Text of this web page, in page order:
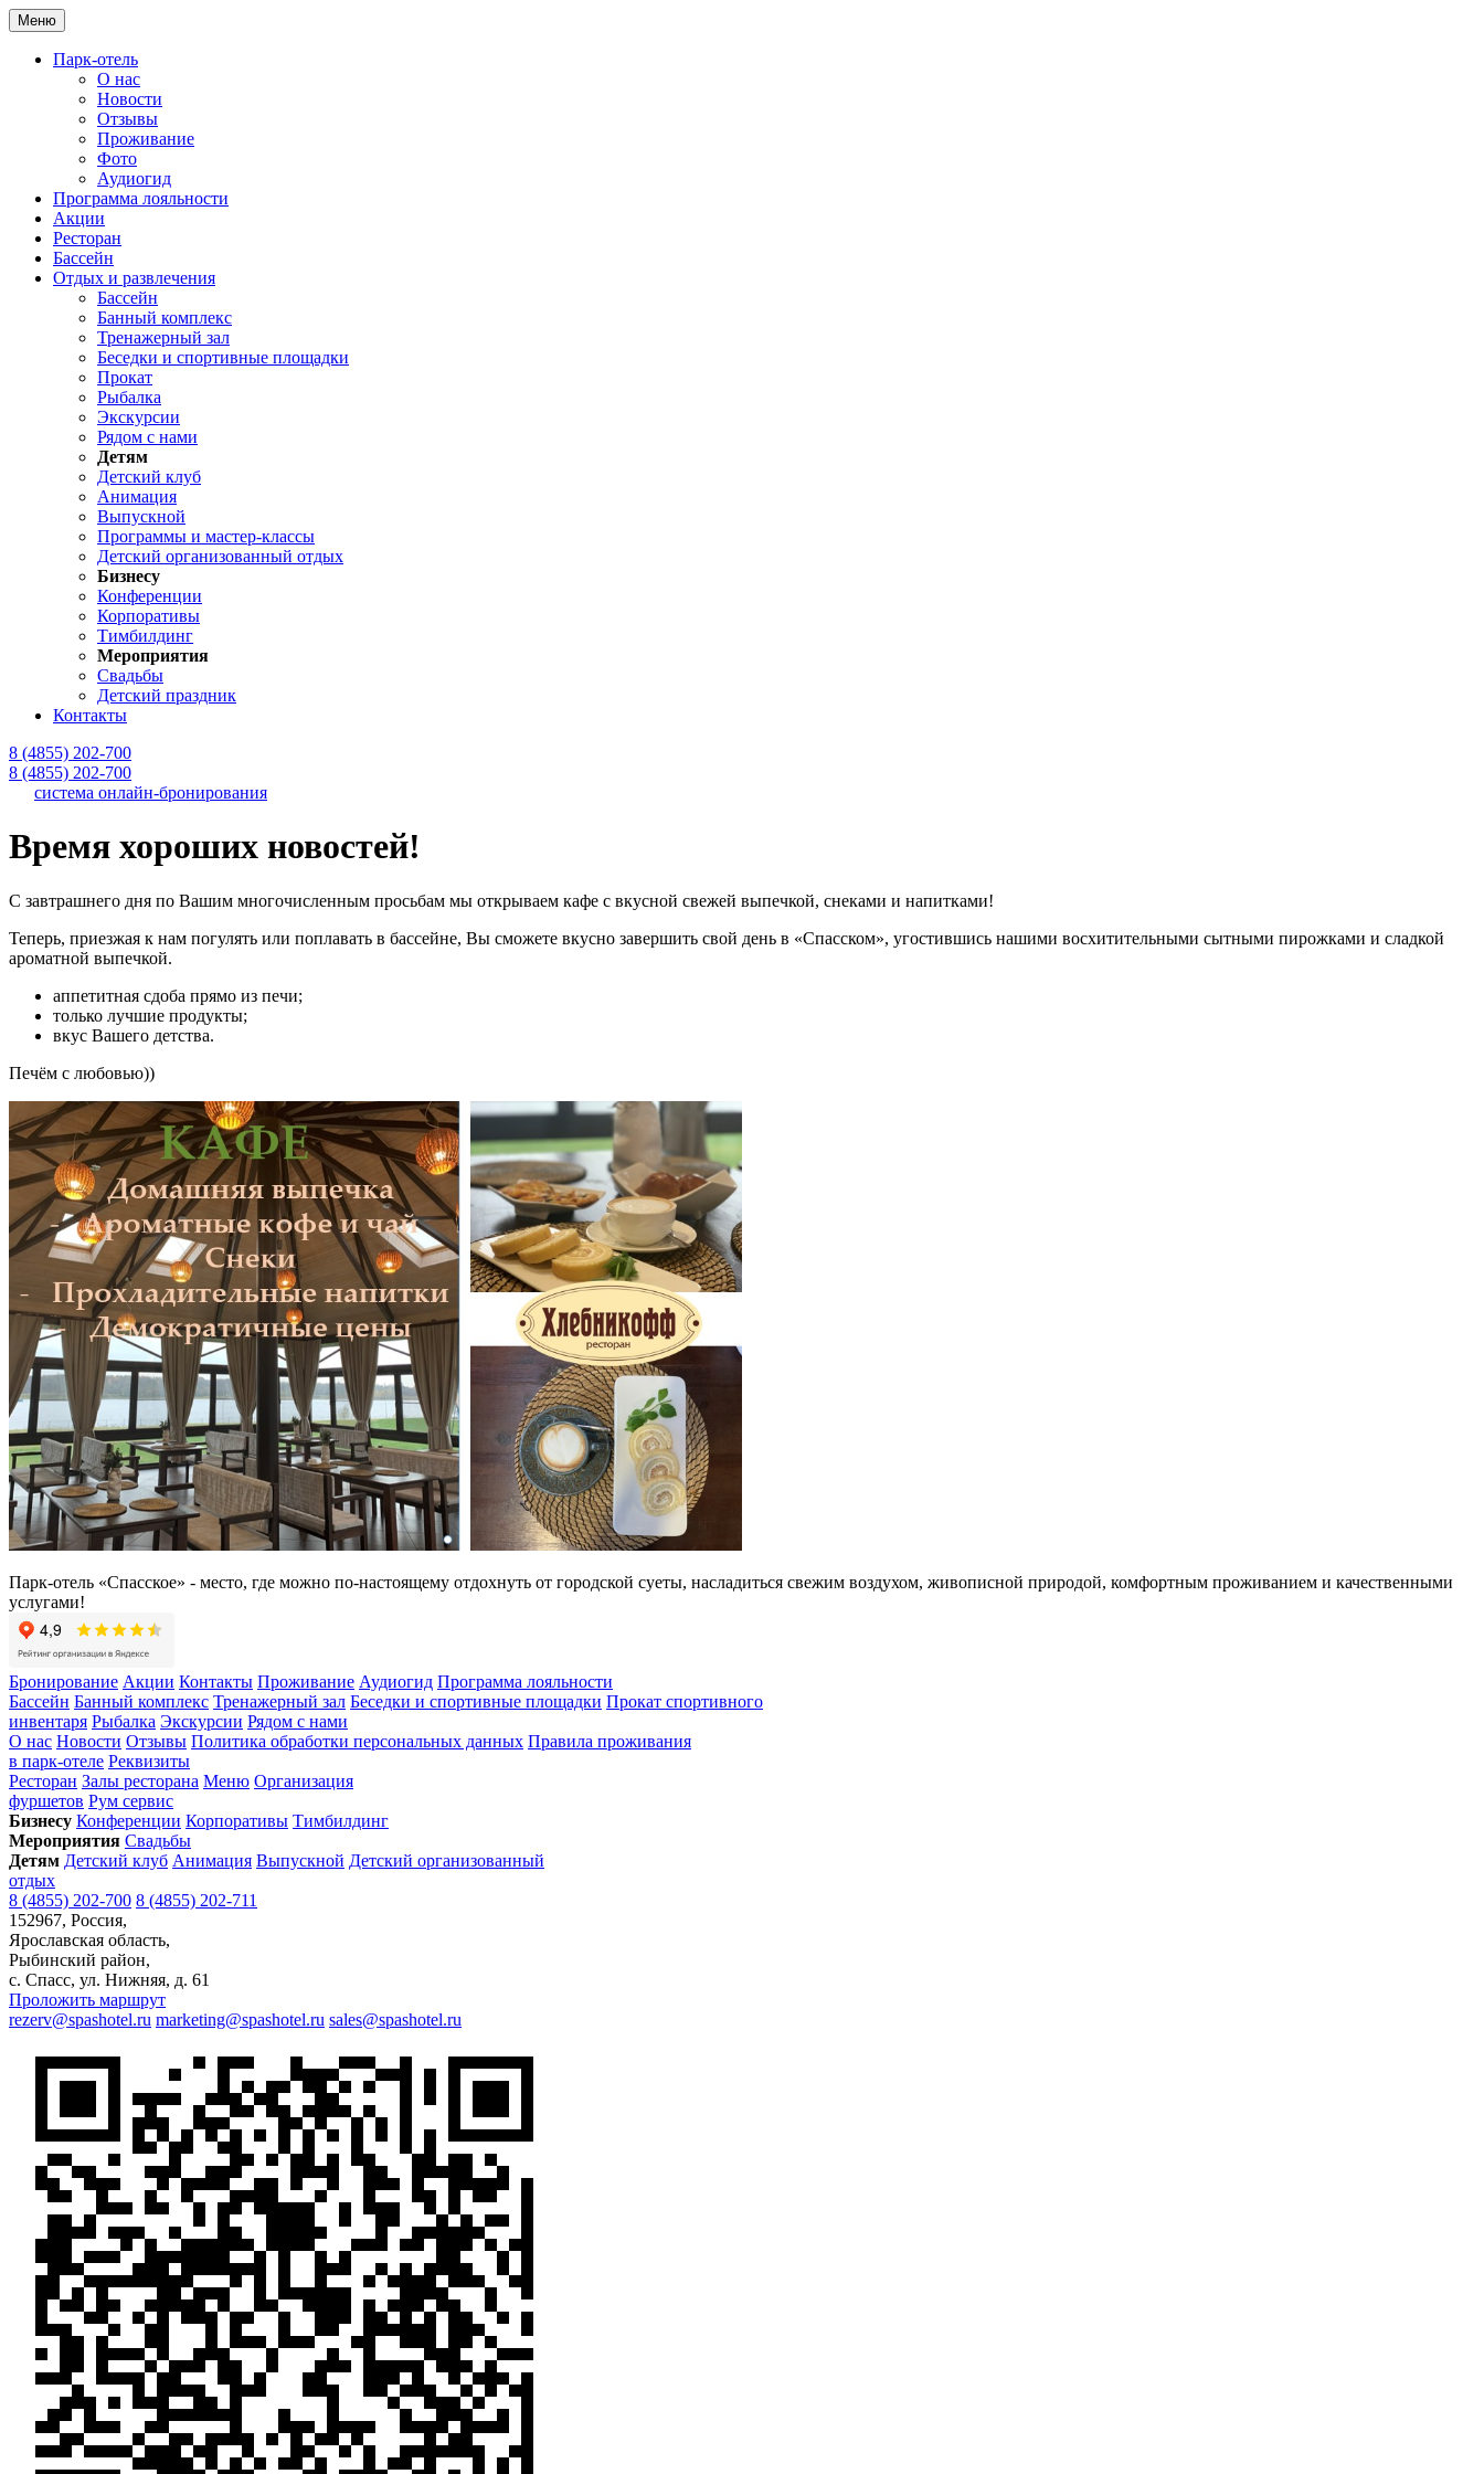
Меню
Парк-отель
О нас
Новости
Отзывы
Проживание
Фото
Аудиогид
Программа лояльности
Акции
Ресторан
Бассейн
Отдых и развлечения
Бассейн
Банный комплекс
Тренажерный зал
Беседки и спортивные площадки
Прокат
Рыбалка
Экскурсии
Рядом с нами
Детям
Детский клуб
Анимация
Выпускной
Программы и мастер-классы
Детский организованный отдых
Бизнесу
Конференции
Корпоративы
Тимбилдинг
Мероприятия
Свадьбы
Детский праздник
Контакты
8 (4855) 202-700
8 (4855) 202-700
система онлайн-бронирования
Время хороших новостей!
С завтрашнего дня по Вашим многочисленным просьбам мы открываем кафе с вкусной свежей выпечкой, снеками и напитками!
Теперь, приезжая к нам погулять или поплавать в бассейне, Вы сможете вкусно завершить свой день в «Спасском», угостившись нашими восхитительными сытными пирожками и сладкой
ароматной выпечкой.
аппетитная сдоба прямо из печи;
только лучшие продукты;
вкус Вашего детства.
Печём с любовью))
Парк-отель «Спасское» - место, где можно по-настоящему отдохнуть от городской суеты, насладиться свежим воздухом, живописной природой, комфортным проживанием и качественными
услугами!
Бронирование Акции Контакты Проживание Аудиогид Программа лояльности
Бассейн Банный комплекс Тренажерный зал Беседки и спортивные площадки Прокат спортивного
инвентаря Рыбалка Экскурсии Рядом с нами
О нас Новости Отзывы Политика обработки персональных данных Правила проживания
в парк-отеле Реквизиты
Ресторан Залы ресторана Меню Организация
фуршетов Рум сервис
Бизнесу Конференции Корпоративы Тимбилдинг
Мероприятия Свадьбы
Детям Детский клуб Анимация Выпускной Детский организованный
отдых
8 (4855) 202-700 8 (4855) 202-711
152967, Россия,
Ярославская область,
Рыбинский район,
с. Спаcс, ул. Нижняя, д. 61
Проложить маршрут
rezerv@spashotel.ru marketing@spashotel.ru sales@spashotel.ru